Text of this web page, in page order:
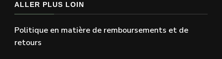
ALLER PLUS LOIN
Politique en matière de remboursements et de
retours